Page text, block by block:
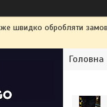
швидко обробляти
Головна